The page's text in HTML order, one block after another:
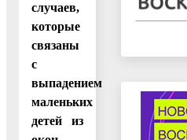
случаев,
которые
связаны
с
выпадением
маленьких
детей из